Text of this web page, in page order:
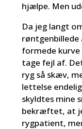
hjælpe. Men
Da jeg langt
røntgenbillede
formede
tage fejl af.
ryg så skæv,
lettelse
skyldtes mine
bekræftet, at
rygpatient,